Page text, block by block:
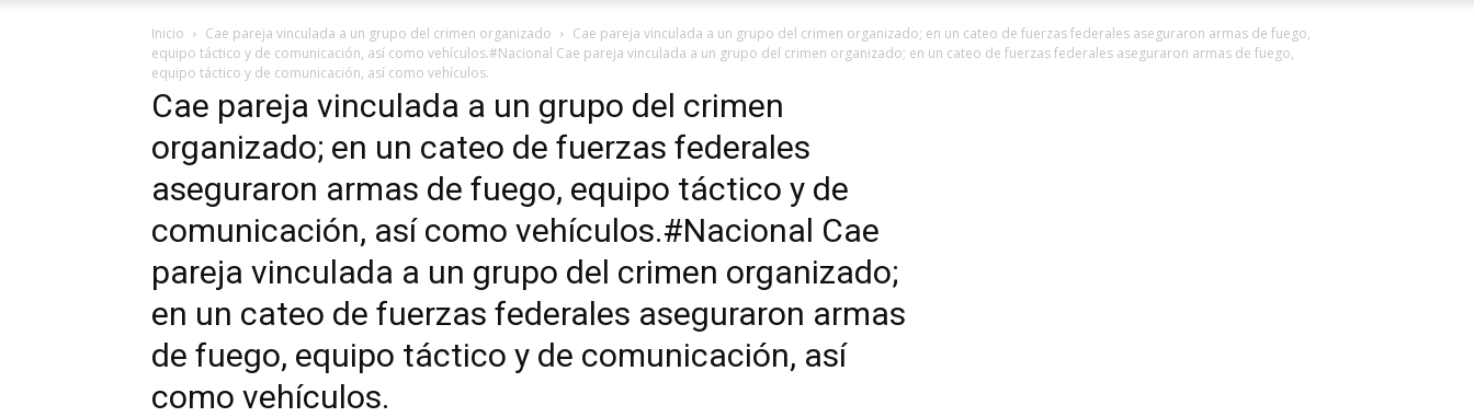
Inicio Cae pareja vinculada a un grupo del crimen organizado
Cae pareja vinculada a un grupo del crimen organizado; en un cateo de fuerzas federales aseguraron armas de fuego,
equipo táctico y de comunicación, así como vehículos.#Nacional Cae pareja vinculada a un grupo del crimen organizado; en un cateo de fuerzas federales aseguraron armas de fuego,
equipo táctico y de comunicación, así como vehículos.
Cae pareja vinculada a un grupo del crimen
organizado; en un cateo de fuerzas federales
aseguraron armas de fuego, equipo táctico y de
comunicación, así como vehículos.#Nacional Cae
pareja vinculada a un grupo del crimen organizado;
en un cateo de fuerzas federales aseguraron armas
de fuego, equipo táctico y de comunicación, así
como vehículos.